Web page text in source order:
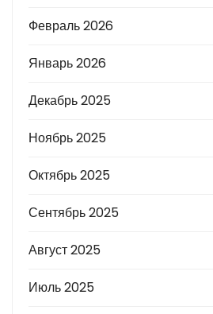
Февраль 2026
Январь 2026
Декабрь 2025
Ноябрь 2025
Октябрь 2025
Сентябрь 2025
Август 2025
Июль 2025